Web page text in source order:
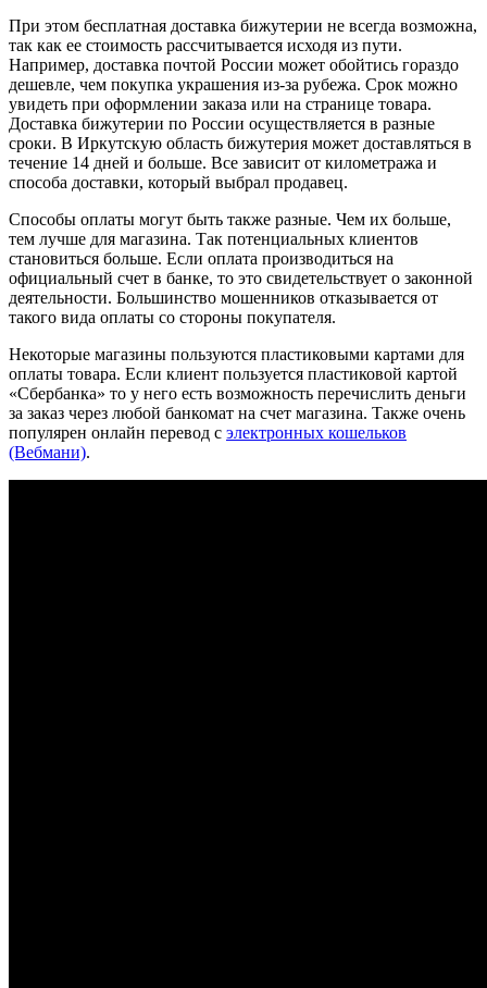
При этом бесплатная доставка бижутерии не всегда возможна,
так как ее стоимость рассчитывается исходя из пути.
Например, доставка почтой России может обойтись гораздо
дешевле, чем покупка украшения из-за рубежа. Срок можно
увидеть при оформлении заказа или на странице товара.
Доставка бижутерии по России осуществляется в разные
сроки. В Иркутскую область бижутерия может доставляться в
течение 14 дней и больше. Все зависит от километража и
способа доставки, который выбрал продавец.
Способы оплаты могут быть также разные. Чем их больше,
тем лучше для магазина. Так потенциальных клиентов
становиться больше. Если оплата производиться на
официальный счет в банке, то это свидетельствует о законной
деятельности. Большинство мошенников отказывается от
такого вида оплаты со стороны покупателя.
Некоторые магазины пользуются пластиковыми картами для
оплаты товара. Если клиент пользуется пластиковой картой
«Сбербанка» то у него есть возможность перечислить деньги
за заказ через любой банкомат на счет магазина. Также очень
популярен онлайн перевод с электронных кошельков
(Вебмани).